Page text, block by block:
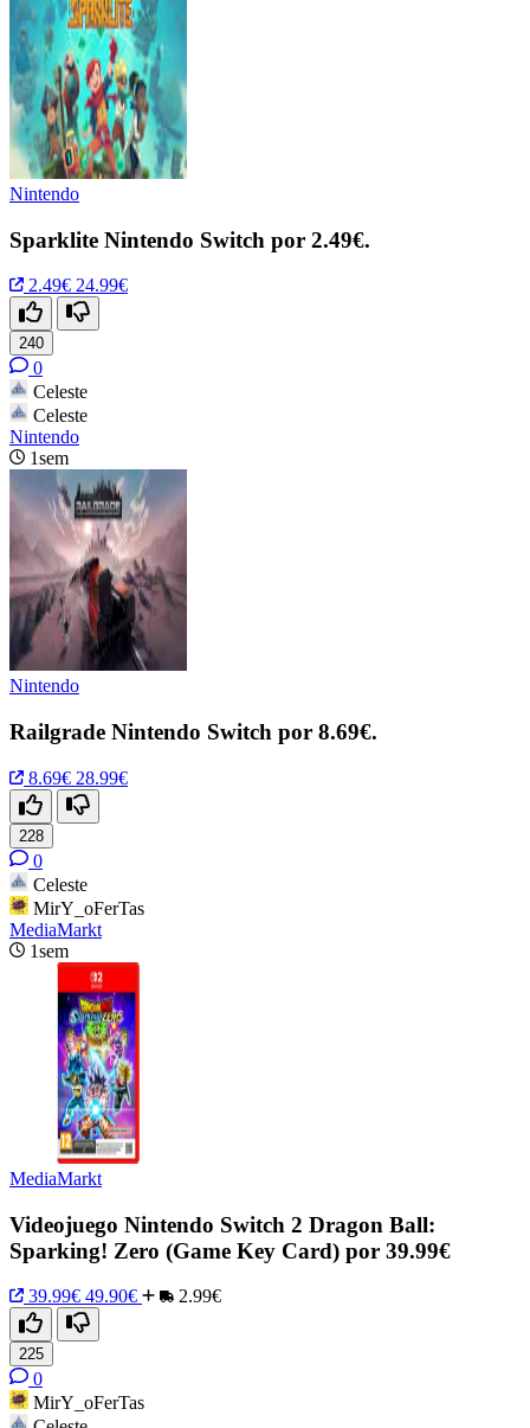
Nintendo
Sparklite Nintendo Switch por 2.49€.
2.49€ 24.99€
240
0
Celeste
Celeste
Nintendo
1sem
Nintendo
Railgrade Nintendo Switch por 8.69€.
8.69€ 28.99€
228
0
Celeste
MirY_oFerTas
MediaMarkt
1sem
MediaMarkt
Videojuego Nintendo Switch 2 Dragon Ball:
Sparking! Zero (Game Key Card) por 39.99€
39.99€ 49.90€ 2.99€
225
0
MirY_oFerTas